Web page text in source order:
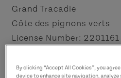
Grand Tracadie
Côte des pignons verts
License Number: 2201161
Coordonnées
By clicking “Accept All Cookies”, you
device to enhance site navigation,